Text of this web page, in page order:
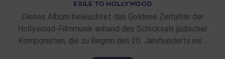
EXILE TO HOLLYWOOD
Dieses Album beleuchtet das Goldene Zeitalter der
Hollywood-Filmmusik anhand des Schicksals jüdischer
Komponisten, die zu Beginn des 20. Jahrhunderts ins…